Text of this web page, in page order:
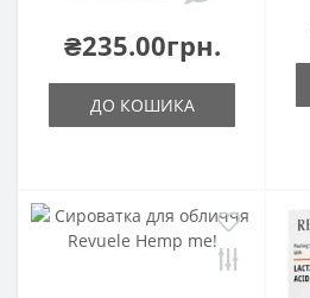
₴235.00грн.
ДО КОШИКА